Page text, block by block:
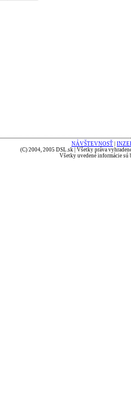
NÁVŠTEVNOSŤ
(C) 2004, 2005 DSL.sk | Všetky práva
Všetky uvedené informácie sú